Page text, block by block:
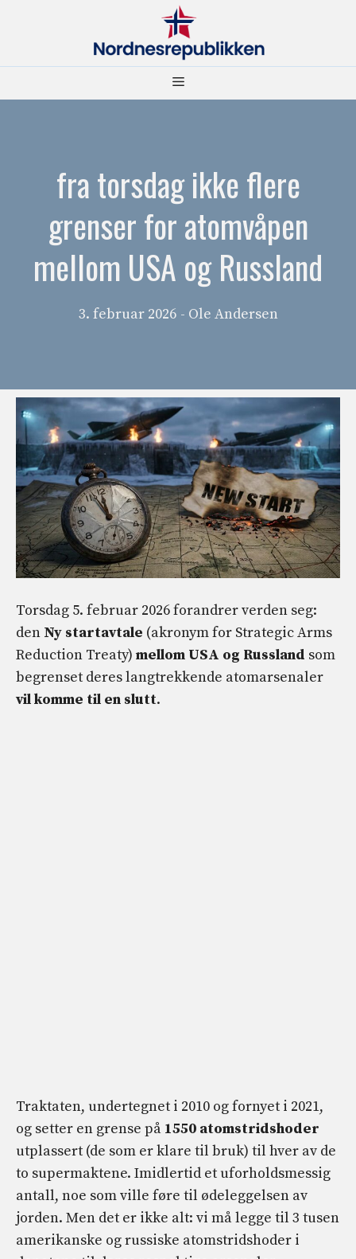
Meny
fra torsdag ikke flere
grenser for atomvåpen
mellom USA og Russland
3. februar 2026 - Ole Andersen
Torsdag 5. februar 2026 forandrer verden seg:
den Ny startavtale (akronym for Strategic Arms
Reduction Treaty) mellom USA og Russland som
begrenset deres langtrekkende atomarsenaler
vil komme til en slutt.
Traktaten, undertegnet i 2010 og fornyet i 2021,
og setter en grense på 1550 atomstridshoder
utplassert (de som er klare til bruk) til hver av de
to supermaktene. Imidlertid et uforholdsmessig
antall, noe som ville føre til ødeleggelsen av
jorden. Men det er ikke alt: vi må legge til 3 tusen
amerikanske og russiske atomstridshoder i